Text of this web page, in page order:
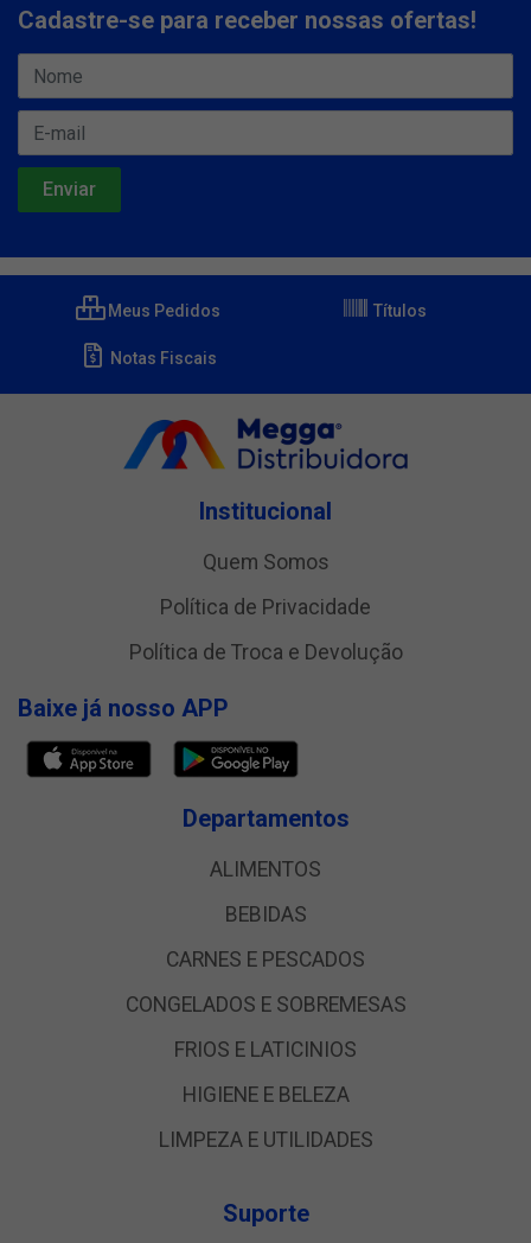
Cadastre-se para receber nossas ofertas!
Meus Pedidos Títulos
Notas Fiscais
Institucional
Quem Somos
Política de Privacidade
Política de Troca e Devolução
Baixe já nosso APP
Departamentos
ALIMENTOS
BEBIDAS
CARNES E PESCADOS
CONGELADOS E SOBREMESAS
FRIOS E LATICINIOS
HIGIENE E BELEZA
LIMPEZA E UTILIDADES
Suporte